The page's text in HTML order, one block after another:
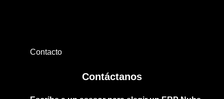
Contacto
Contáctanos